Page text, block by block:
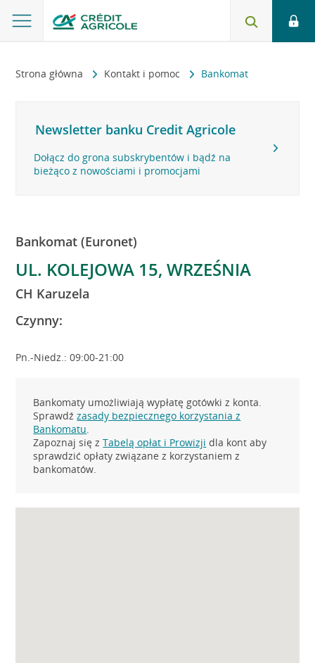
Strona główna Kontakt i pomoc Bankomat
Newsletter banku Credit Agricole
Dołącz do grona subskrybentów i bądź na
bieżąco z nowościami i promocjami
Bankomat (Euronet)
UL. KOLEJOWA 15, WRZEŚNIA
CH Karuzela
Czynny:
Pn.-Niedz.: 09:00-21:00
Bankomaty umożliwiają wypłatę gotówki z konta.
Sprawdźzasady bezpiecznego korzystania z
Bankomatu.
Zapoznaj się zTabelą opłat i Prowizji dla kont aby
sprawdzić opłaty związane z korzystaniem z
bankomatów.